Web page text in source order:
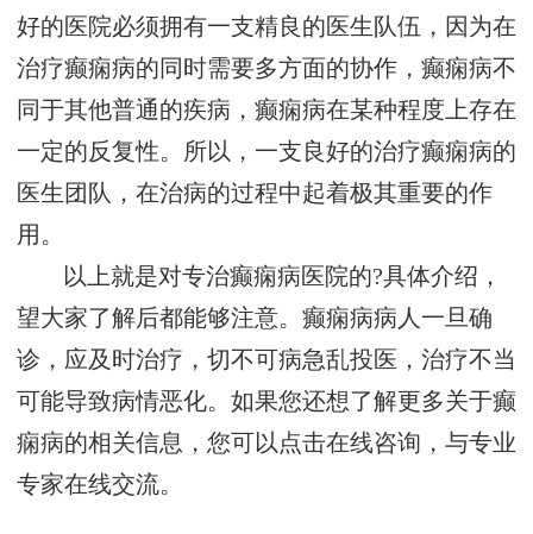
好的医院必须拥有一支精良的医生队伍，因为在
治疗癫痫病的同时需要多方面的协作，癫痫病不
同于其他普通的疾病，癫痫病在某种程度上存在
一定的反复性。所以，一支良好的治疗癫痫病的
医生团队，在治病的过程中起着极其重要的作
用。
以上就是对专治癫痫病医院的?具体介绍，
望大家了解后都能够注意。癫痫病病人一旦确
诊，应及时治疗，切不可病急乱投医，治疗不当
可能导致病情恶化。如果您还想了解更多关于癫
痫病的相关信息，您可以点击在线咨询，与专业
专家在线交流。